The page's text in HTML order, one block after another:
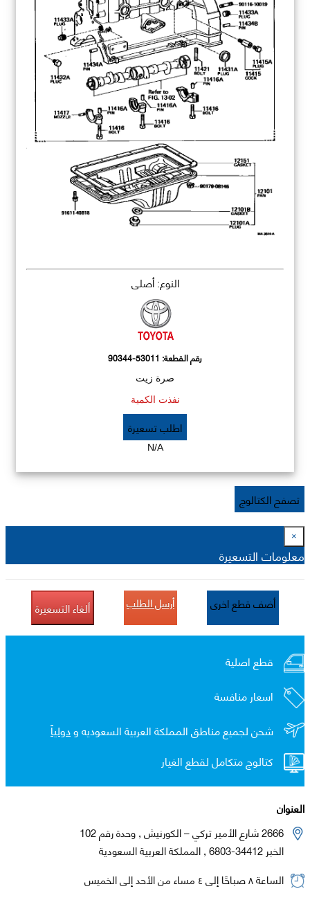
النوع: أصلي
رقم القطعة: 90344-53011
صرة زيت
نفذت الكمية
اطلب تسعيرة
N/A
تصفح الكتالوج
×
معلومات التسعيرة
أضف قطع اخرى أرسل الطلب ألغاء التسعيرة
قطع اصلية
اسعار منافسة
شحن لجميع مناطق المملكة العربية السعوديه ودولياً
كتالوج متكامل لقطع الغيار
العنوان
2666 شارع الأمير تركي – الكورنيش , وحدة رقم 102
الخبر 34412-6803 , المملكة العربية السعودية
الساعة ٨ صباحًا إلى ٤ مساء من الأحد إلى الخميس